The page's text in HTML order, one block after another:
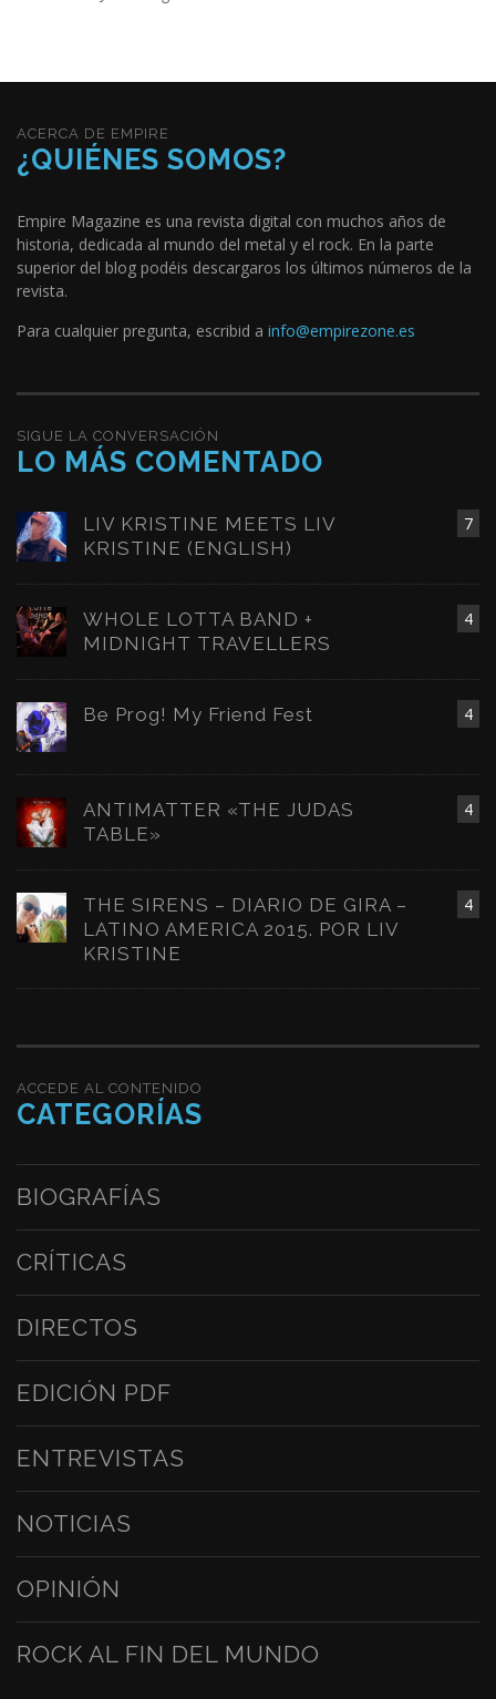
ACERCA DE EMPIRE
¿QUIÉNES SOMOS?
Empire Magazine es una revista digital con muchos años de
historia, dedicada al mundo del metal y el rock. En la parte
superior del blog podéis descargaros los últimos números de la
revista.
Para cualquier pregunta, escribid a info@empirezone.es
SIGUE LA CONVERSACIÓN
LO MÁS COMENTADO
7
LIV KRISTINE MEETS LIV
KRISTINE (ENGLISH)
4
WHOLE LOTTA BAND +
MIDNIGHT TRAVELLERS
4
Be Prog! My Friend Fest
4
ANTIMATTER «THE JUDAS
TABLE»
4
THE SIRENS – DIARIO DE GIRA –
LATINO AMERICA 2015. POR LIV
KRISTINE
ACCEDE AL CONTENIDO
CATEGORÍAS
BIOGRAFÍAS
CRÍTICAS
DIRECTOS
EDICIÓN PDF
ENTREVISTAS
NOTICIAS
OPINIÓN
ROCK AL FIN DEL MUNDO